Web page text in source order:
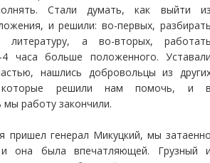
Стали думать, как выйти
и решили: во-первых,
литературу, а во-вторых,
часа больше положенного.
нашлись добровольцы из
которые решили нам помочь, и
мы работу закончили.
пришел генерал Микуцкий, мы
она была впечатляющей. Грузный